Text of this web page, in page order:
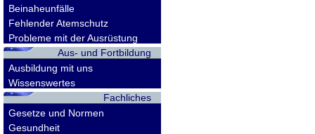
Beinaheunfälle
Fehlender Atemschutz
Probleme mit der Ausrüstung
Aus- und Fortbildung
Ausbildung mit uns
Wissenswertes
Fachliches
Gesetze und Normen
Gesundheit